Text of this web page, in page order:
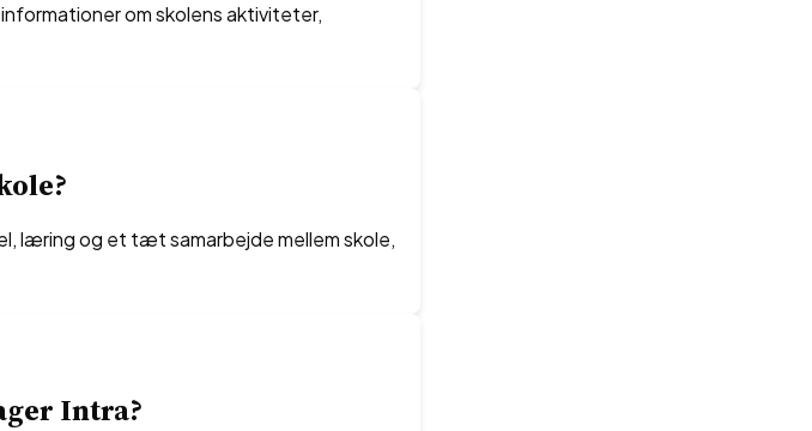
om skolens aktiviteter,
læring og et tæt samarbejde mellem skole,
Intra?